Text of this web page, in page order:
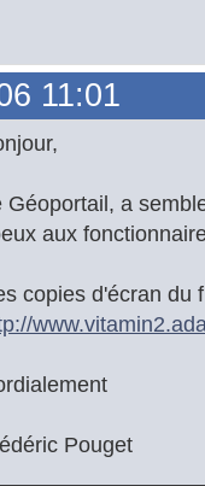
11:01
Géoportail, a
aux
copies d'écran du
Pouget